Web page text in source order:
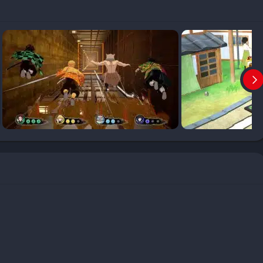
suddivisa in capitoli che seguono la trama dell’anime.
gallerie di illustrazioni, musiche e contenuti bonus. Alcuni
e introducono scontri alternativi, arricchendo la longevità.
secondo giocatore in locale. Ideale per allenarsi o divertirsi
di personaggi. La modalità include anche opzioni
con matchmaking, classifiche e partite amichevoli. I giocatori
reali e salire nella classifica globale. Eventi a tempo
attiva e coinvolta.